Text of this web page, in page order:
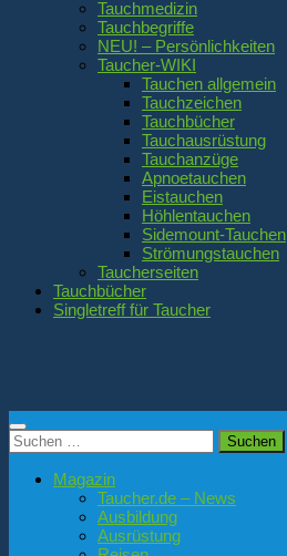
Tauchmedizin
Tauchbegriffe
NEU! – Persönlichkeiten
Taucher-WIKI
Tauchen allgemein
Tauchzeichen
Tauchbücher
Tauchausrüstung
Tauchanzüge
Apnoetauchen
Eistauchen
Höhlentauchen
Sidemount-Tauchen
Strömungstauchen
Taucherseiten
Tauchbücher
Singletreff für Taucher
Suchen
nach:
Magazin
Taucher.de – News
Ausbildung
Ausrüstung